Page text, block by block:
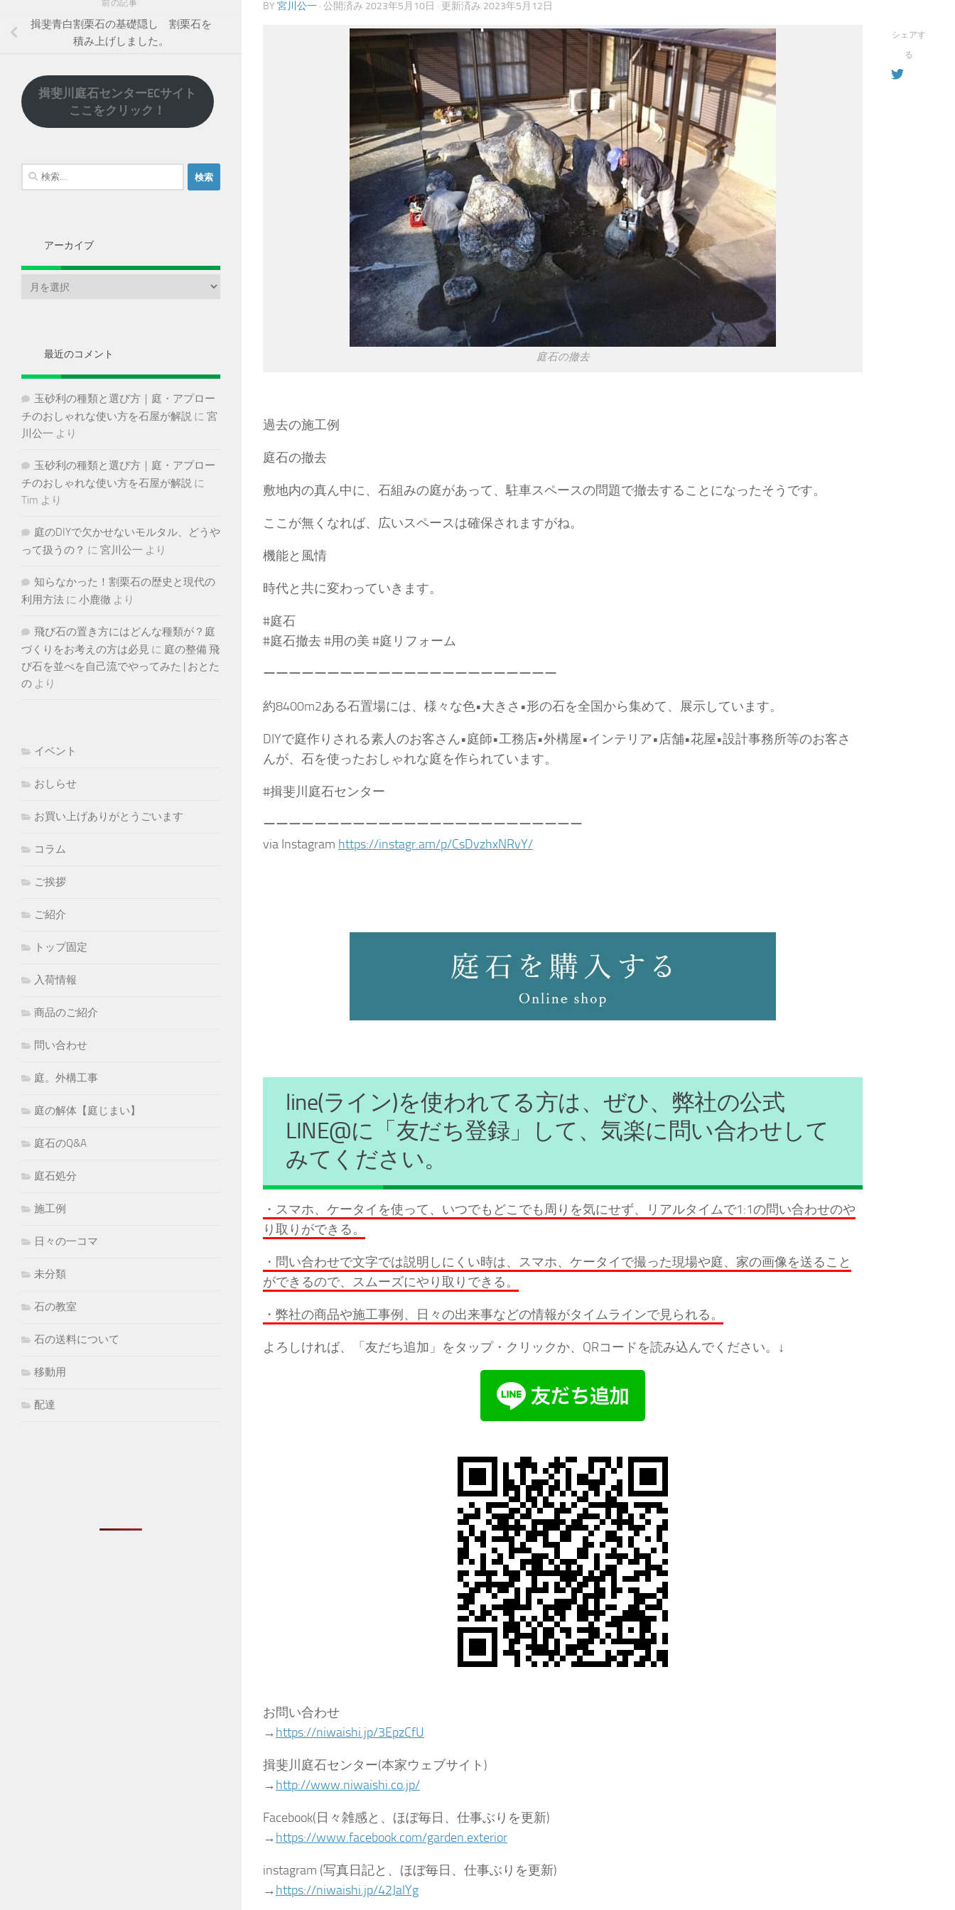
BY 宮川公一 · 公開済み 2023年5月10日 · 更新済み 2023年5月12日
庭石の撤去
過去の施工例
庭石の撤去
敷地内の真ん中に、石組みの庭があって、駐車スペースの問題で撤去することになったそうです。
ここが無くなれば、広いスペースは確保されますがね。
機能と風情
時代と共に変わっていきます。
#庭石
#庭石撤去 #用の美 #庭リフォーム
ーーーーーーーーーーーーーーーーーーーーーーー
約8400m2ある石置場には、様々な色•大きさ•形の石を全国から集めて、展示しています。
DIYで庭作りされる素人のお客さん•庭師•工務店•外構屋•インテリア•店舗•花屋•設計事務所等のお客さ
んが、石を使ったおしゃれな庭を作られています。
#揖斐川庭石センター
ーーーーーーーーーーーーーーーーーーーーーーーーー
via Instagram https://instagr.am/p/CsDvzhxNRvY/
line(ライン)を使われてる方は、ぜひ、弊社の公式
LINE@に「友だち登録」して、気楽に問い合わせして
みてください。
・スマホ、ケータイを使って、いつでもどこでも周りを気にせず、リアルタイムで1:1の問い合わせのや
り取りができる。
・問い合わせで文字では説明しにくい時は、スマホ、ケータイで撮った現場や庭、家の画像を送ること
ができるので、スムーズにやり取りできる。
・弊社の商品や施工事例、日々の出来事などの情報がタイムラインで見られる。
よろしければ、「友だち追加」をタップ・クリックか、QRコードを読み込んでください。↓
お問い合わせ
→https://niwaishi.jp/3EpzCfU
揖斐川庭石センター(本家ウェブサイト)
→http://www.niwaishi.co.jp/
Facebook(日々雑感と、ほぼ毎日、仕事ぶりを更新)
→https://www.facebook.com/garden.exterior
instagram (写真日記と、ほぼ毎日、仕事ぶりを更新)
→https://niwaishi.jp/42JalYg
シェアす
る
前の記事
揖斐青白割栗石の基礎隠し 割栗石を
積み上げしました。
揖斐川庭石センターECサイト
ここをクリック！
検
索:
アーカイブ
最近のコメント
玉砂利の種類と選び方｜庭・アプロー
チのおしゃれな使い方を石屋が解説 に 宮
川公一 より
玉砂利の種類と選び方｜庭・アプロー
チのおしゃれな使い方を石屋が解説 に
Tim より
庭のDIYで欠かせないモルタル、どうや
って扱うの？ に 宮川公一 より
知らなかった！割栗石の歴史と現代の
利用方法 に 小鹿徹 より
飛び石の置き方にはどんな種類が？庭
づくりをお考えの方は必見 に 庭の整備 飛
び石を並べを自己流でやってみた | おとた
の より
イベント
おしらせ
お買い上げありがとうごいます
コラム
ご挨拶
ご紹介
トップ固定
入荷情報
商品のご紹介
問い合わせ
庭。外構工事
庭の解体【庭じまい】
庭石のQ&A
庭石処分
施工例
日々の一コマ
未分類
石の教室
石の送料について
移動用
配達